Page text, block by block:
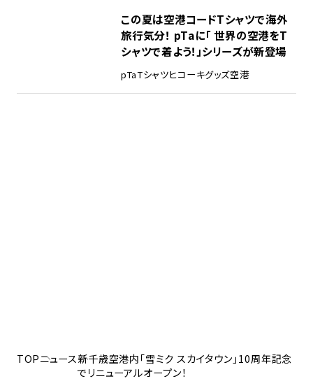
この夏は空港コードTシャツで海外
旅行気分！ pTaに「 世界の空港をT
シャツで着よう！」シリーズが新登場
pTaTシャツヒコーキグッズ空港
TOPニュース新千歳空港内「雪ミク スカイタウン」10周年記念
でリニューアルオープン！